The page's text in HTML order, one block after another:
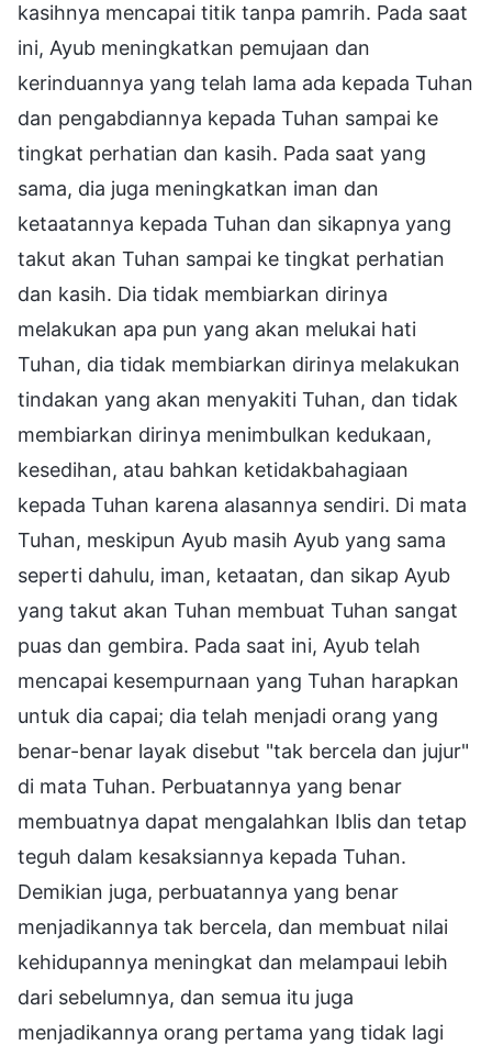
kasihnya mencapai titik tanpa pamrih. Pada saat
ini, Ayub meningkatkan pemujaan dan
kerinduannya yang telah lama ada kepada Tuhan
dan pengabdiannya kepada Tuhan sampai ke
tingkat perhatian dan kasih. Pada saat yang
sama, dia juga meningkatkan iman dan
ketaatannya kepada Tuhan dan sikapnya yang
takut akan Tuhan sampai ke tingkat perhatian
dan kasih. Dia tidak membiarkan dirinya
melakukan apa pun yang akan melukai hati
Tuhan, dia tidak membiarkan dirinya melakukan
tindakan yang akan menyakiti Tuhan, dan tidak
membiarkan dirinya menimbulkan kedukaan,
kesedihan, atau bahkan ketidakbahagiaan
kepada Tuhan karena alasannya sendiri. Di mata
Tuhan, meskipun Ayub masih Ayub yang sama
seperti dahulu, iman, ketaatan, dan sikap Ayub
yang takut akan Tuhan membuat Tuhan sangat
puas dan gembira. Pada saat ini, Ayub telah
mencapai kesempurnaan yang Tuhan harapkan
untuk dia capai; dia telah menjadi orang yang
benar-benar layak disebut "tak bercela dan jujur"
di mata Tuhan. Perbuatannya yang benar
membuatnya dapat mengalahkan Iblis dan tetap
teguh dalam kesaksiannya kepada Tuhan.
Demikian juga, perbuatannya yang benar
menjadikannya tak bercela, dan membuat nilai
kehidupannya meningkat dan melampaui lebih
dari sebelumnya, dan semua itu juga
menjadikannya orang pertama yang tidak lagi